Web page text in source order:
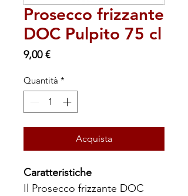
Prosecco frizzante
DOC Pulpito 75 cl
9,00 €Prezzo
Quantità *
Acquista
Caratteristiche
Il Prosecco frizzante DOC